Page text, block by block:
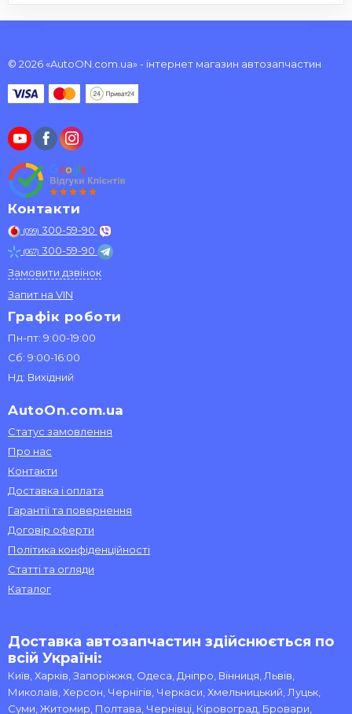
© 2026 «AutoON.com.ua» - інтернет магазин автозапчастин
Контакти
(099) 300-59-90
(067) 300-59-90
Замовити дзвінок
Запит на VIN
Графік роботи
Пн-пт: 9:00-19:00
Сб: 9:00-16:00
Нд: Вихідний
AutoOn.com.ua
Статус замовлення
Про нас
Контакти
Доставка і оплата
Гарантії та повернення
Договір оферти
Політика конфіденційності
Статті та огляди
Каталог
Доставка автозапчастин здійснюється по
всій Україні:
Київ, Харків, Запоріжжя, Одеса, Дніпро, Вінниця, Львів,
Миколаїв, Херсон, Чернігів, Черкаси, Хмельницький, Луцьк,
Суми, Житомир, Полтава, Чернівці, Кіровоград, Бровари,